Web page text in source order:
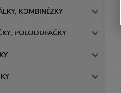
KOMBINÉZKY
POLODUPAČKY